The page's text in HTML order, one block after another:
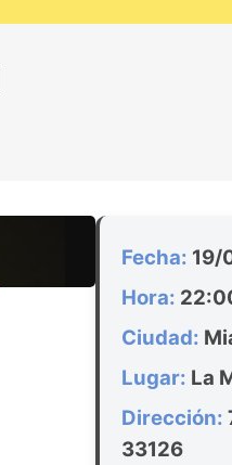
Fecha: 19/
Hora:
Ciudad:
Lugar: La
Dirección:
33126